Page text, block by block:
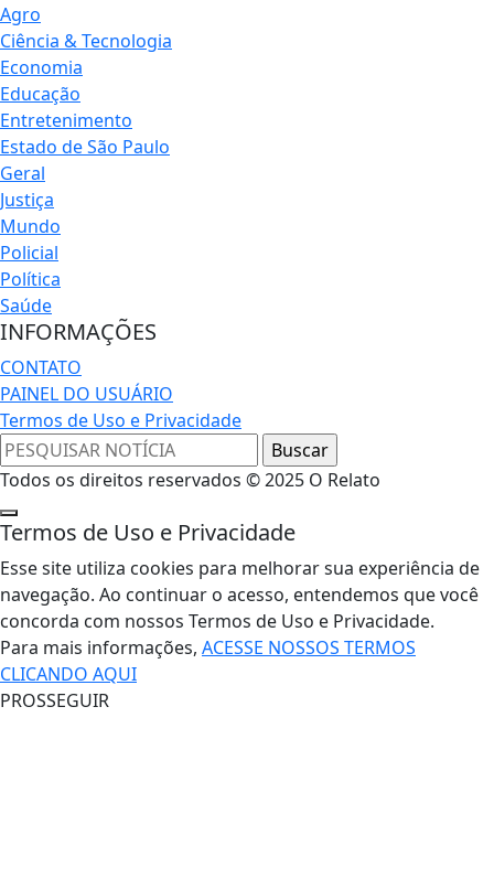
Agro
Ciência & Tecnologia
Economia
Educação
Entretenimento
Estado de São Paulo
Geral
Justiça
Mundo
Policial
Política
Saúde
INFORMAÇÕES
CONTATO
PAINEL DO USUÁRIO
Termos de Uso e Privacidade
Todos os direitos reservados © 2025 O Relato
Termos de Uso e Privacidade
Esse site utiliza cookies para melhorar sua experiência de
navegação. Ao continuar o acesso, entendemos que você
concorda com nossos Termos de Uso e Privacidade.
Para mais informações, ACESSE NOSSOS TERMOS
CLICANDO AQUI
PROSSEGUIR